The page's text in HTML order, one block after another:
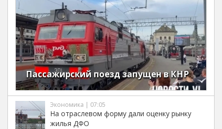
Пассажирский поезд запущен в КНР
Экономика | 07:05
На отраслевом форму дали оценку рынку
жилья ДФО